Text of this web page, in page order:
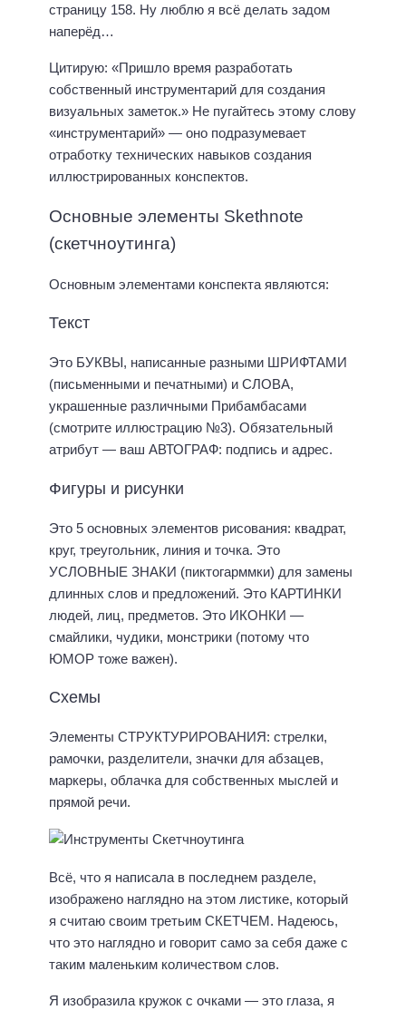
страницу 158. Ну люблю я всё делать задом
наперёд…
Цитирую: «Пришло время разработать
собственный инструментарий для создания
визуальных заметок.» Не пугайтесь этому слову
«инструментарий» — оно подразумевает
отработку технических навыков создания
иллюстрированных конспектов.
Основные элементы Skethnote
(скетчноутинга)
Основным элементами конспекта являются:
Текст
Это БУКВЫ, написанные разными ШРИФТАМИ
(письменными и печатными) и СЛОВА,
украшенные различными Прибамбасами
(смотрите иллюстрацию №3). Обязательный
атрибут — ваш АВТОГРАФ: подпись и адрес.
Фигуры и рисунки
Это 5 основных элементов рисования: квадрат,
круг, треугольник, линия и точка. Это
УСЛОВНЫЕ ЗНАКИ (пиктогарммки) для замены
длинных слов и предложений. Это КАРТИНКИ
людей, лиц, предметов. Это ИКОНКИ —
смайлики, чудики, монстрики (потому что
ЮМОР тоже важен).
Схемы
Элементы СТРУКТУРИРОВАНИЯ: стрелки,
рамочки, разделители, значки для абзацев,
маркеры, облачка для собственных мыслей и
прямой речи.
Всё, что я написала в последнем разделе,
изображено наглядно на этом листике, который
я считаю своим третьим СКЕТЧЕМ. Надеюсь,
что это наглядно и говорит само за себя даже с
таким маленьким количеством слов.
Я изобразила кружок с очками — это глаза, я